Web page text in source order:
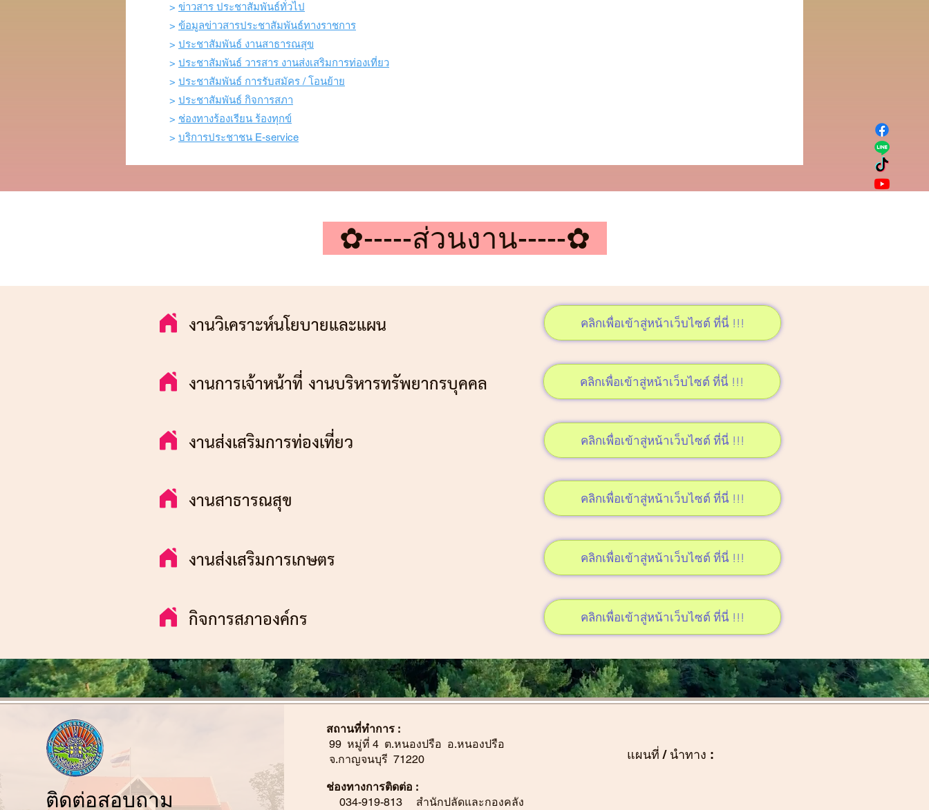
> ข่าวสาร ประชาสัมพันธ์ทั่วไป
> ข้อมูลข่าวสารประชาสัมพันธ์ทางราชการ
> ประชาสัมพันธ์ งานสาธารณสุข
> ประชาสัมพันธ์ วารสาร งานส่งเสริมการท่องเที่ยว
> ประชาสัมพันธ์ การรับสมัคร / โอนย้าย
> ประชาสัมพันธ์ กิจการสภา
> ช่องทางร้องเรียน ร้องทุกข์
> บริการประชาชน E-service
✿-----ส่วนงาน-----✿
งานวิเคราะห์นโยบายและแผน คลิกเพื่อเข้าสู่หน้าเว็บไซต์ ที่นี่ !!!
งานการเจ้าหน้าที่ งานบริหารทรัพยากรบุคคล คลิกเพื่อเข้าสู่หน้าเว็บไซต์ ที่นี่ !!!
งานส่งเสริมการท่องเที่ยว คลิกเพื่อเข้าสู่หน้าเว็บไซต์ ที่นี่ !!!
งานสาธารณสุข คลิกเพื่อเข้าสู่หน้าเว็บไซต์ ที่นี่ !!!
งานส่งเสริมการเกษตร คลิกเพื่อเข้าสู่หน้าเว็บไซต์ ที่นี่ !!!
กิจการสภาองค์กร คลิกเพื่อเข้าสู่หน้าเว็บไซต์ ที่นี่ !!!
ติดต่อสอบถาม
สถานที่ทำการ :
99 หมู่ที่ 4 ต.หนองปรือ อ.หนองปรือ
จ.กาญจนบุรี 71220
ช่องทางการติดต่อ :
034-919-813 สำนักปลัดและกองคลัง
แผนที่ / นำทาง :